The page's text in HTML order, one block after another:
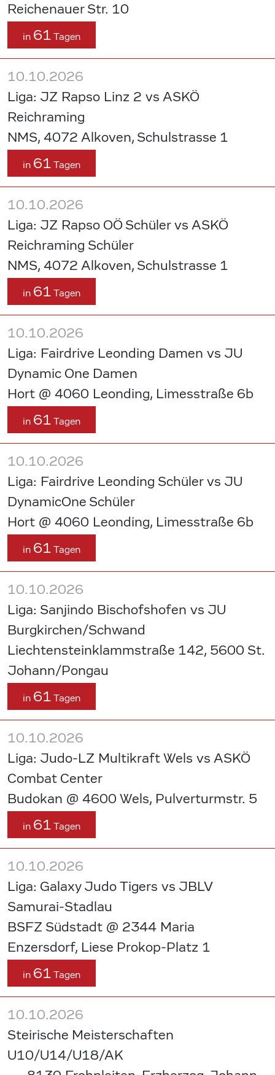
Reichenauer Str. 10
in 61 Tagen
10.10.2026
Liga: JZ Rapso Linz 2 vs ASKÖ
Reichraming
NMS, 4072 Alkoven, Schulstrasse 1
in 61 Tagen
10.10.2026
Liga: JZ Rapso OÖ Schüler vs ASKÖ
Reichraming Schüler
NMS, 4072 Alkoven, Schulstrasse 1
in 61 Tagen
10.10.2026
Liga: Fairdrive Leonding Damen vs JU
Dynamic One Damen
Hort @ 4060 Leonding, Limesstraße 6b
in 61 Tagen
10.10.2026
Liga: Fairdrive Leonding Schüler vs JU
DynamicOne Schüler
Hort @ 4060 Leonding, Limesstraße 6b
in 61 Tagen
10.10.2026
Liga: Sanjindo Bischofshofen vs JU
Burgkirchen/Schwand
Liechtensteinklammstraße 142, 5600 St.
Johann/Pongau
in 61 Tagen
10.10.2026
Liga: Judo-LZ Multikraft Wels vs ASKÖ
Combat Center
Budokan @ 4600 Wels, Pulverturmstr. 5
in 61 Tagen
10.10.2026
Liga: Galaxy Judo Tigers vs JBLV
Samurai-Stadlau
BSFZ Südstadt @ 2344 Maria
Enzersdorf, Liese Prokop-Platz 1
in 61 Tagen
10.10.2026
Steirische Meisterschaften
U10/U14/U18/AK